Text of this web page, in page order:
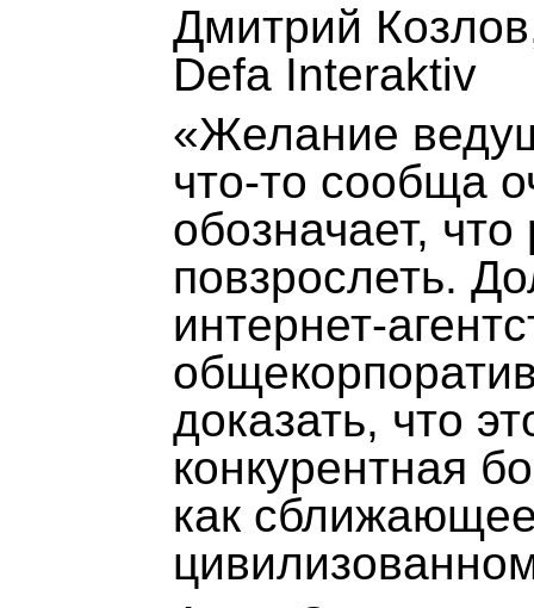
Дмитрий
Defa Interaktiv
«Желание
что-то сообща
обозначает,
повзрослеть.
интернет-
доказать, что
конкурентная
как